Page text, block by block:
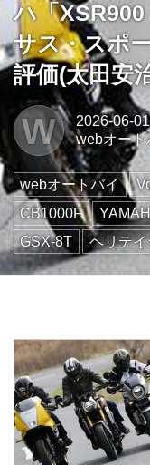
ハ「
サス・スポ
評価(太田安
W
2026-06-01
webオート
webオートバイ
CB1000F
GSX-8T
ヘリテ